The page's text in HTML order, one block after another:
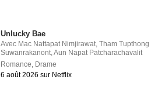
Unlucky Bae
Avec Mac Nattapat Nimjirawat,Tham Tupthong
Suwanrakanont,Aun Napat Patcharachavalit
Romance, Drame
6 août 2026 sur Netflix